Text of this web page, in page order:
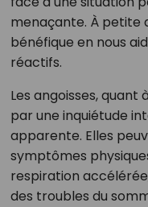
menaçante. À petite
bénéfique en nous
réactifs.
Les angoisses,
par une inquiétude
apparente. Elles
symptômes
respiration
des troubles du